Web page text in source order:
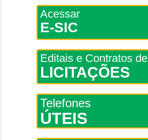
Acessar
E-SIC
Editais e Contratos de
LICITAÇÕES
Telefones
ÚTEIS